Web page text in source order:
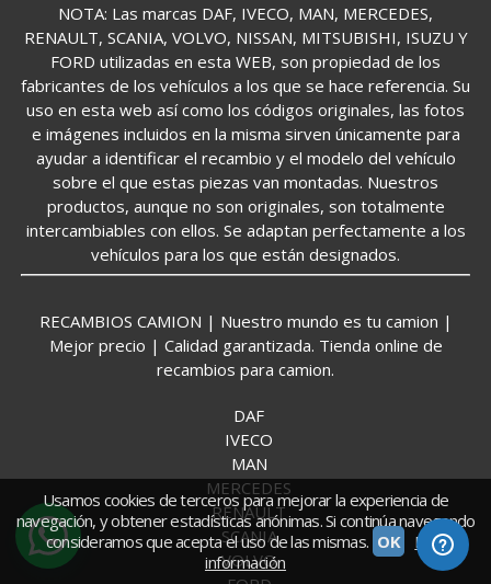
NOTA: Las marcas DAF, IVECO, MAN, MERCEDES,
RENAULT, SCANIA, VOLVO, NISSAN, MITSUBISHI, ISUZU Y
FORD utilizadas en esta WEB, son propiedad de los
fabricantes de los vehículos a los que se hace referencia. Su
uso en esta web así como los códigos originales, las fotos
e imágenes incluidos en la misma sirven únicamente para
ayudar a identificar el recambio y el modelo del vehículo
sobre el que estas piezas van montadas. Nuestros
productos, aunque no son originales, son totalmente
intercambiables con ellos. Se adaptan perfectamente a los
vehículos para los que están designados.
RECAMBIOS CAMION | Nuestro mundo es tu camion |
Mejor precio | Calidad garantizada. Tienda online de
recambios para camion.
DAF
IVECO
MAN
MERCEDES
RENAULT
SCANIA
VOLVO
Usamos cookies de terceros para mejorar la experiencia de
navegación, y obtener estadísticas anónimas. Si continúa navegando
consideramos que acepta el uso de las mismas. OK
Más
información